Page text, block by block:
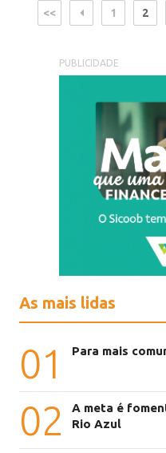
<< 1 2
PUBLICIDADE
As mais lidas
01 Para mais
02
A meta é
Rio Azul